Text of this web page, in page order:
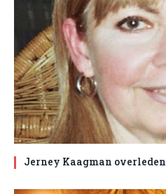
Jerney Kaagman overleden